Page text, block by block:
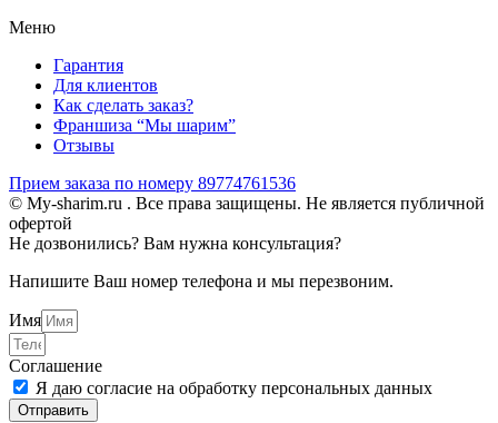
Меню
Гарантия
Для клиентов
Как сделать заказ?
Франшиза “Мы шарим”
Отзывы
Прием заказа по номеру 89774761536
© My-sharim.ru . Все права защищены. Не является публичной
офертой
Не дозвонились? Вам нужна консультация?
Напишите Ваш номер телефона и мы перезвоним.
Имя
Соглашение
Я даю согласие на обработку персональных данных
Отправить